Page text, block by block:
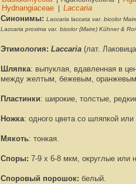
Синонимы: Laccaria laccata var. bicolor
Laccaria proxima var. bicolor (Maire) Kühner &
Этимология: Laccaria (лат. Лаковица
Шляпка: выпуклая, вдавленная в
между желтым, бежевым, оранжевым
Пластинки: широкие, толстые,
Ножка: одного цвета со шляпкой или
Мякоть: тонкая.
Споры: 7-9 x 6-8 мкм, округлые или
Споровый порошок: белый.